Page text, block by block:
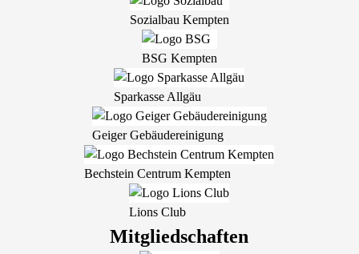
Sozialbau Kempten
BSG Kempten
Sparkasse Allgäu
Geiger Gebäudereinigung
Bechstein Centrum Kempten
Lions Club
Mitgliedschaften